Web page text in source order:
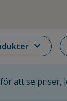
expand_more
att se